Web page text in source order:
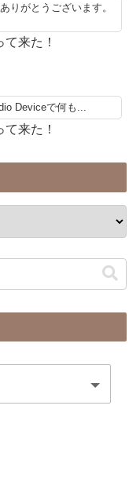
りがとうございます。
来た！
Deviceで何も...
来た！